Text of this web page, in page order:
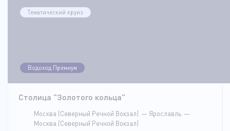
Тематический круиз
Водоход.Премиум
Столица "Золотого кольца"
Москва (Северный Речной Вокзал)
Ярославль
Москва (Северный Речной Вокзал)